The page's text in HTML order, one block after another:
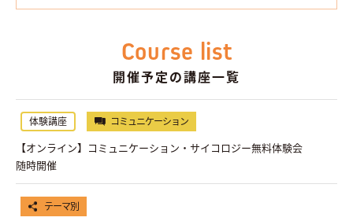
Course list
開催予定の講座一覧
体験講座 コミュニケーション
【オンライン】コミュニケーション・サイコロジー無料体験会
随時開催
テーマ別